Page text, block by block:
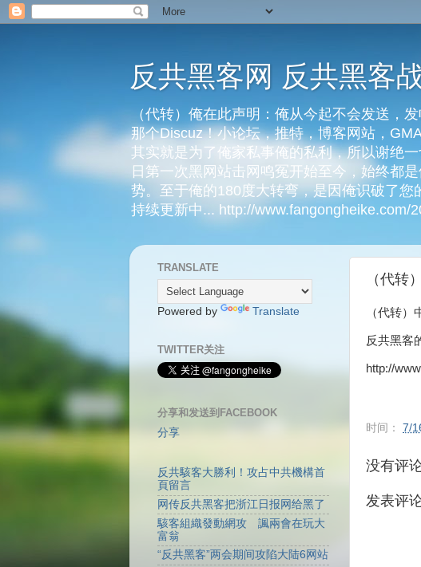
反共黑客网 反共黑客
（代转）俺在此声明：俺从今起不会发送，
那个Discuz！小论坛，推特，博客网站，
其实就是为了俺家私事俺的私利，所以谢绝
日第一次黑网站击网鸣冤开始至今，始终都
势。至于俺的180度大转弯，是因俺识破了您
持续更新中... http://www.fangongheike.com/
（代转
（代转
反共黑客
http://
时间： 7/
没有评
发表评
TRANSLATE
Powered by Translate
TWITTER关注
分享和发送到FACEBOOK
分享
反共駭客大勝利！攻占中共機構首
頁留言
网传反共黑客把浙江日报网给黑了
駭客組織發動網攻 諷兩會在玩大
富翁
“反共黑客”两会期间攻陷大陆6网站